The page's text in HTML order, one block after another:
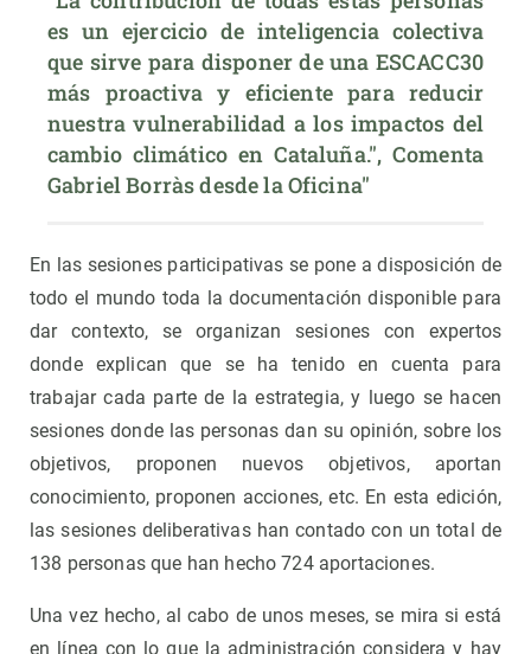
es un ejercicio de inteligencia colectiva
que sirve para disponer de una ESCACC30
más proactiva y eficiente para reducir
nuestra vulnerabilidad a los impactos del
cambio climático en Cataluña.", Comenta
Gabriel Borràs desde la Oficina"
En las sesiones participativas se pone a disposición de
todo el mundo toda la documentación disponible para
dar contexto, se organizan sesiones con expertos
donde explican que se ha tenido en cuenta para
trabajar cada parte de la estrategia, y luego se hacen
sesiones donde las personas dan su opinión, sobre los
objetivos, proponen nuevos objetivos, aportan
conocimiento, proponen acciones, etc. En esta edición,
las sesiones deliberativas han contado con un total de
138 personas que han hecho 724 aportaciones.
Una vez hecho, al cabo de unos meses, se mira si está
en línea con lo que la administración considera y hay